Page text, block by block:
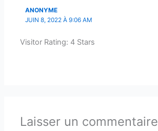
ANONYME
JUIN 8, 2022 À 9:06 AM
Visitor Rating: 4 Stars
Laisser un commentaire